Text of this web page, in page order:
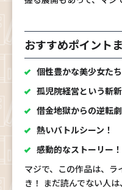
おすすめポイント
個性豊かな美少女た
孤児院経営という斬
借金地獄からの逆転劇
熱いバトルシーン！
感動的なストーリー！
マジで、この作品は、
き！ まだ読んでない人